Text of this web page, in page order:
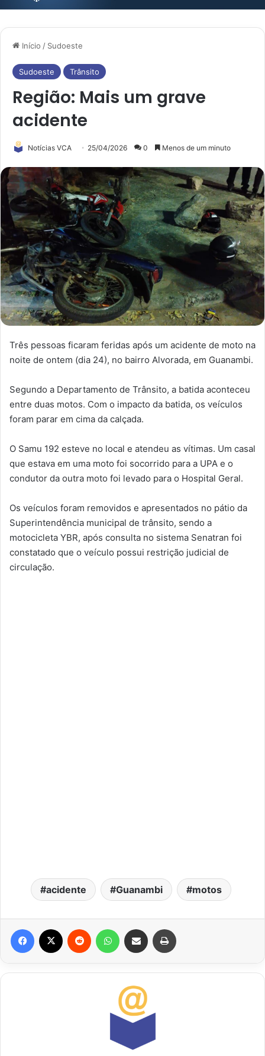
Início / Sudoeste
Sudoeste Trânsito
Região: Mais um grave
acidente
Notícias VCA 25/04/2026 0 Menos de um minuto
Três pessoas ficaram feridas após um acidente de moto na
noite de ontem (dia 24), no bairro Alvorada, em Guanambi.
Segundo a Departamento de Trânsito, a batida aconteceu
entre duas motos. Com o impacto da batida, os veículos
foram parar em cima da calçada.
O Samu 192 esteve no local e atendeu as vítimas. Um casal
que estava em uma moto foi socorrido para a UPA e o
condutor da outra moto foi levado para o Hospital Geral.
Os veículos foram removidos e apresentados no pátio da
Superintendência municipal de trânsito, sendo a
motocicleta YBR, após consulta no sistema Senatran foi
constatado que o veículo possui restrição judicial de
circulação.
acidente Guanambi motos
Facebook Reddit WhatsAppCompartilhar via e-mail